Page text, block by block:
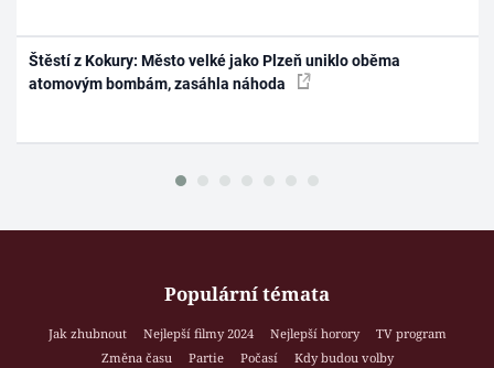
Štěstí z Kokury: Město velké jako Plzeň uniklo oběma
atomovým bombám, zasáhla náhoda
Populární témata
Jak zhubnout Nejlepší filmy 2024 Nejlepší horory
TV program
Změna času
Partie Počasí
Kdy budou volby